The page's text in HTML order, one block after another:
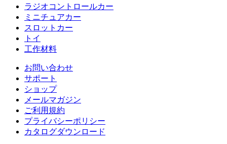
ラジオコントロールカー
ミニチュアカー
スロットカー
トイ
工作材料
お問い合わせ
サポート
ショップ
メールマガジン
ご利用規約
プライバシーポリシー
カタログダウンロード